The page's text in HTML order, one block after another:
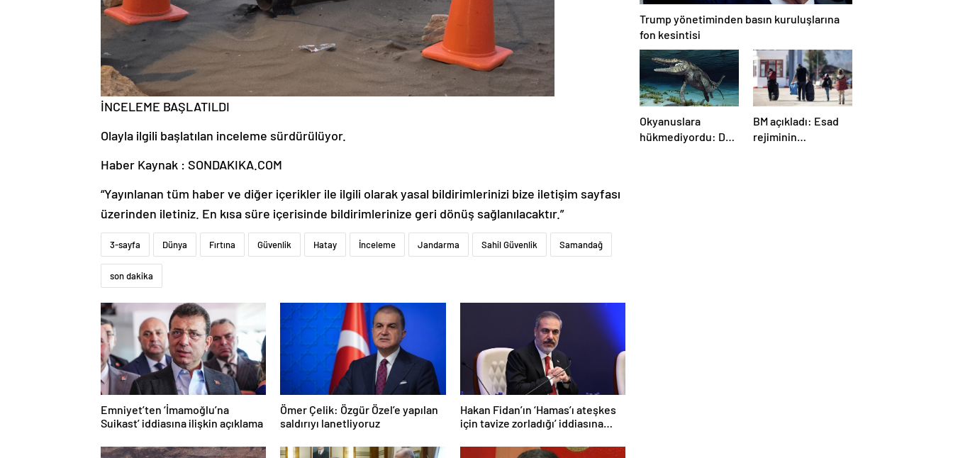
İNCELEME BAŞLATILDI
Olayla ilgili başlatılan inceleme sürdürülüyor.
Haber Kaynak : SONDAKIKA.COM
“Yayınlanan tüm haber ve diğer içerikler ile ilgili olarak yasal bildirimlerinizi bize iletişim sayfası
üzerinden iletiniz. En kısa süre içerisinde bildirimlerinize geri dönüş sağlanılacaktır.”
3-sayfa Dünya Fırtına Güvenlik Hatay İnceleme Jandarma Sahil Güvenlik Samandağ
son dakika
Emniyet’ten ‘İmamoğlu’na
Suikast’ iddiasına ilişkin açıklama
Ömer Çelik: Özgür Özel’e yapılan
saldırıyı lanetliyoruz
Hakan Fidan’ın ‘Hamas’ı ateşkes
için tavize zorladığı’ iddiasına
Trump yönetiminden basın kuruluşlarına
fon kesintisi
Okyanuslara
hükmediyordu: Dev
BM açıkladı: Esad
rejiminin